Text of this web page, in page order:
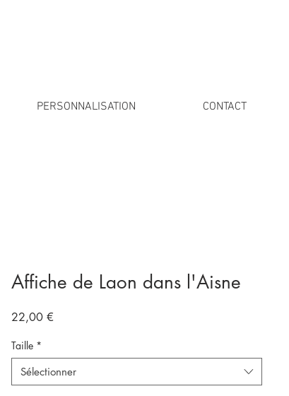
PERSONNALISATION CONTACT
Affiche de Laon dans l'Aisne
22,00 €
Taille *
Sélectionner